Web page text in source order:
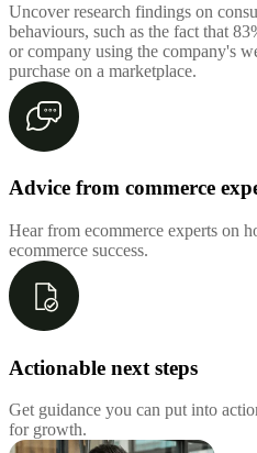
Uncover research findings on
behaviours, such as the fact that
or company using the company's
purchase on a marketplace.
Advice from commerce
Hear from ecommerce experts on
ecommerce success.
Actionable next steps
Get guidance you can put into
for growth.